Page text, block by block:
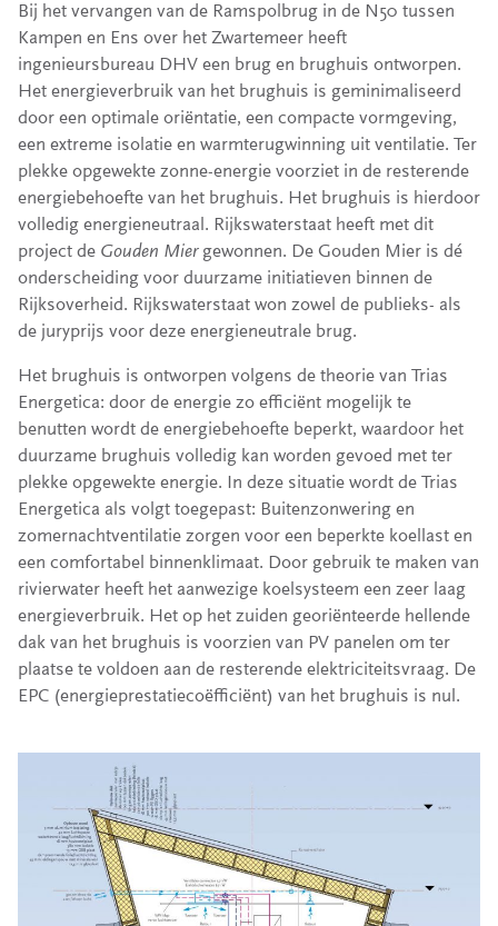
Bij het vervangen van de Ramspolbrug in de N50 tussen
Kampen en Ens over het Zwartemeer heeft
ingenieursbureau DHV een brug en brughuis ontworpen.
Het energieverbruik van het brughuis is geminimaliseerd
door een optimale oriëntatie, een compacte vormgeving,
een extreme isolatie en warmterugwinning uit ventilatie. Ter
plekke opgewekte zonne-energie voorziet in de resterende
energiebehoefte van het brughuis. Het brughuis is hierdoor
volledig energieneutraal. Rijkswaterstaat heeft met dit
project de Gouden Miergewonnen. De Gouden Mier is dé
onderscheiding voor duurzame initiatieven binnen de
Rijksoverheid. Rijkswaterstaat won zowel de publieks- als
de juryprijs voor deze energieneutrale brug.
Het brughuis is ontworpen volgens de theorie van Trias
Energetica: door de energie zo efficiënt mogelijk te
benutten wordt de energiebehoefte beperkt, waardoor het
duurzame brughuis volledig kan worden gevoed met ter
plekke opgewekte energie. In deze situatie wordt de Trias
Energetica als volgt toegepast: Buitenzonwering en
zomernachtventilatie zorgen voor een beperkte koellast en
een comfortabel binnenklimaat. Door gebruik te maken van
rivierwater heeft het aanwezige koelsysteem een zeer laag
energieverbruik. Het op het zuiden georiënteerde hellende
dak van het brughuis is voorzien van PV panelen om ter
plaatse te voldoen aan de resterende elektriciteitsvraag. De
EPC (energieprestatiecoëfficiënt) van het brughuis is nul.